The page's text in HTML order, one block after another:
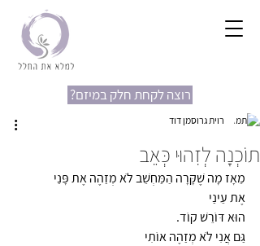
?רוצה לקחת חלק במיזם
תוֹכְנָה לְזִהוּי כְּאֵב
רוית גרוסמן דוד
מֵאָז מָה שֶׁקָּרָה הַמַּחְשֵׁב לֹא מְזַהֶה אֶת פָּנַי
אֶת עֵינַי
הוּא דּוֹרֵשׁ קוֹד.
גַּם אֲנִי לֹא מְזַהֶה אוֹתִי